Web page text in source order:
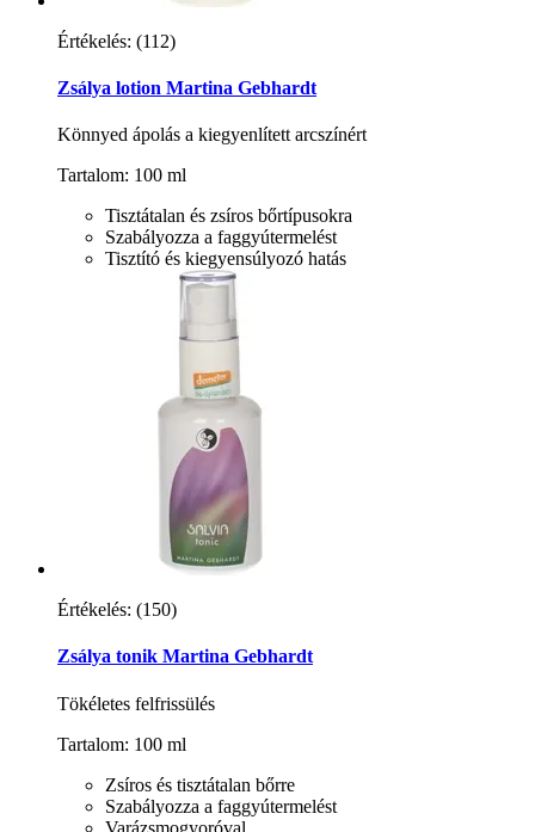
Értékelés: (112)
Zsálya lotion Martina Gebhardt
Könnyed ápolás a kiegyenlített arcszínért
Tartalom: 100 ml
Tisztátalan és zsíros bőrtípusokra
Szabályozza a faggyútermelést
Tisztító és kiegyensúlyozó hatás
Értékelés: (150)
Zsálya tonik Martina Gebhardt
Tökéletes felfrissülés
Tartalom: 100 ml
Zsíros és tisztátalan bőrre
Szabályozza a faggyútermelést
Varázsmogyoróval